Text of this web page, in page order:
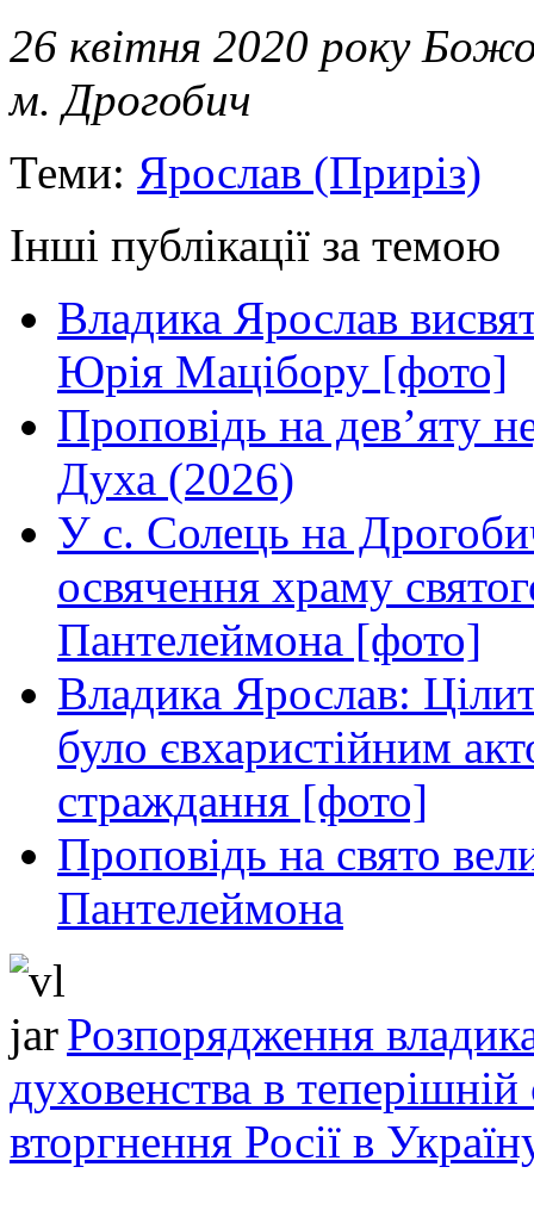
26 квітня 2020 року
м. Дрогобич
Теми: Ярослав (Приріз)
Інші публікації за темою
Владика Ярослав
Юрія Мацібору [фото]
Проповідь на дев’яту
Духа (2026)
У с. Солець на
освячення храму
Пантелеймона [фото]
Владика Ярослав:
було євхаристійним
страждання [фото]
Проповідь на свято
Пантелеймона
Розпорядження
духовенства в теперішній
вторгнення Росії в